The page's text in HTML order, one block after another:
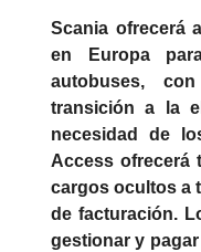
Scania ofrecerá
en Europa
autobuses,
transición a la
necesidad de
Access ofrecerá
cargos ocultos a
de facturación.
gestionar y